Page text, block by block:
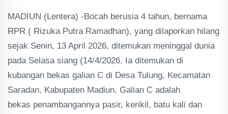
MADIUN (Lentera) -Bocah berusia 4 tahun, bernama
RPR ( Rizuka Putra Ramadhan), yang dilaporkan hilang
sejak Senin, 13 April 2026, ditemukan meninggal dunia
pada Selasa siang (14/4/2026. Ia ditemukan di
kubangan bekas galian C di Desa Tulung, Kecamatan
Saradan, Kabupaten Madiun. Galian C adalah
bekas penambangannya pasir, kerikil, batu kali dan